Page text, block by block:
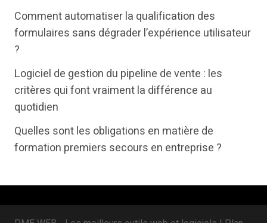
t
r
b
k
k
e
n
Comment automatiser la qualification des
formulaires sans dégrader l’expérience utilisateur
?
Logiciel de gestion du pipeline de vente : les
critères qui font vraiment la différence au
quotidien
Quelles sont les obligations en matière de
formation premiers secours en entreprise ?